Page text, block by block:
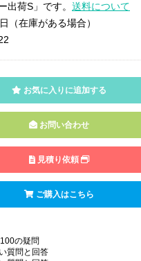
出荷S」です。 送料について
（在庫がある場合）
お気に入りに追加する
お問い合わせ
見積り依頼
ご購入はこちら
の疑問
質問と回答